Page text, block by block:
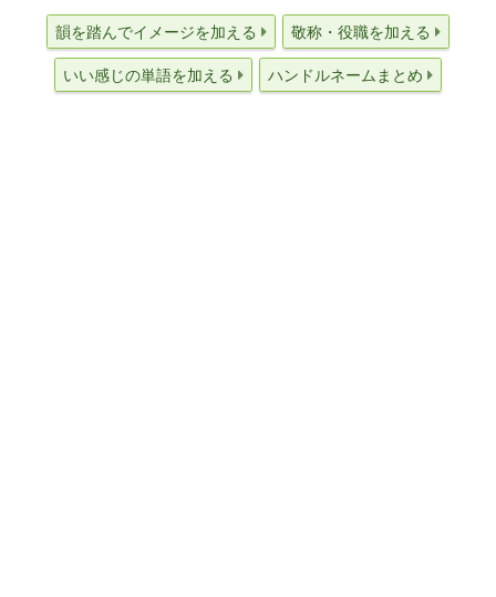
韻を踏んでイメージを加える 敬称・役職を加える
いい感じの単語を加える ハンドルネームまとめ